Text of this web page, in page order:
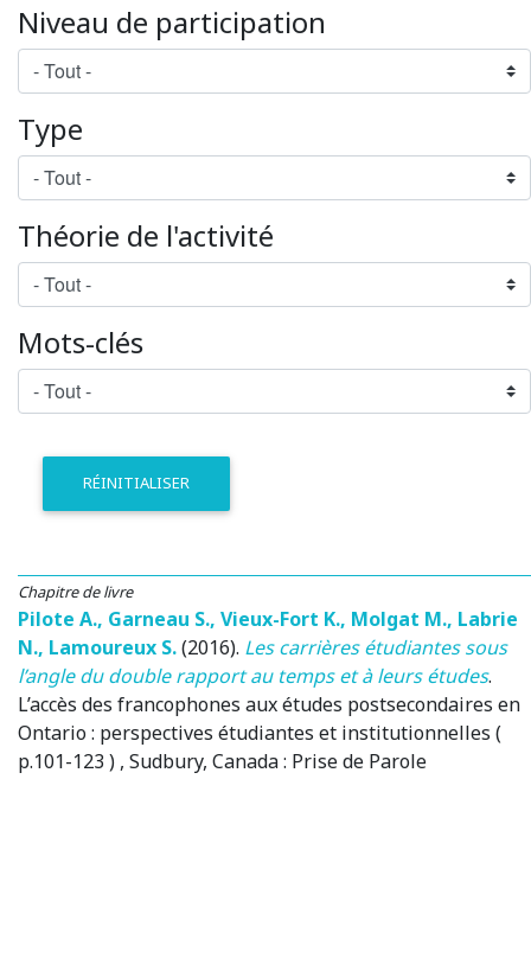
Niveau de participation
Type
Théorie de l'activité
Mots-clés
RÉINITIALISER
Chapitre de livre
Pilote A., Garneau S., Vieux-Fort K., Molgat M., Labrie
N., Lamoureux S.(2016). Les carrières étudiantes sous
l’angle du double rapport au temps et à leurs études.
L’accès des francophones aux études postsecondaires en
Ontario : perspectives étudiantes et institutionnelles (
p.101-123 ) , Sudbury, Canada: Prise de Parole